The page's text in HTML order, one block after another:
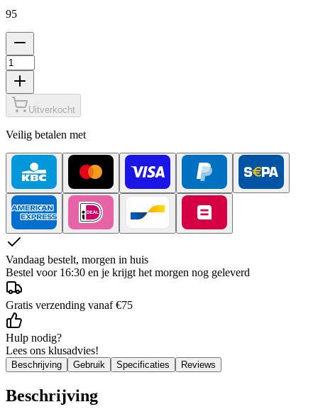
95
Uitverkocht
Veilig betalen met
Vandaag bestelt, morgen in huis
Bestel voor 16:30 en je krijgt het morgen nog geleverd
Gratis verzending vanaf €75
Hulp nodig?
Lees ons klusadvies!
Beschrijving Gebruik Specificaties Reviews
Beschrijving